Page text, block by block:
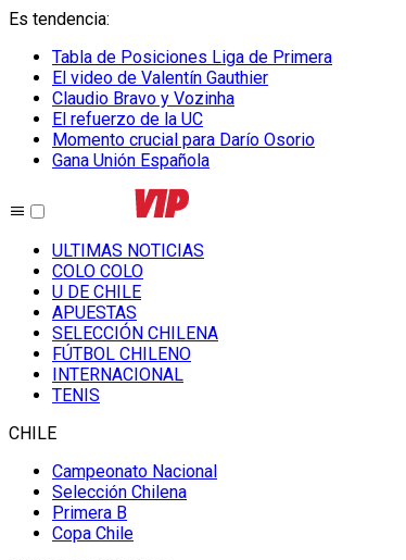
Es tendencia:
Tabla de Posiciones Liga de Primera
El video de Valentín Gauthier
Claudio Bravo y Vozinha
El refuerzo de la UC
Momento crucial para Darío Osorio
Gana Unión Española
ULTIMAS NOTICIAS
COLO COLO
U DE CHILE
APUESTAS
SELECCIÓN CHILENA
FÚTBOL CHILENO
INTERNACIONAL
TENIS
CHILE
Campeonato Nacional
Selección Chilena
Primera B
Copa Chile